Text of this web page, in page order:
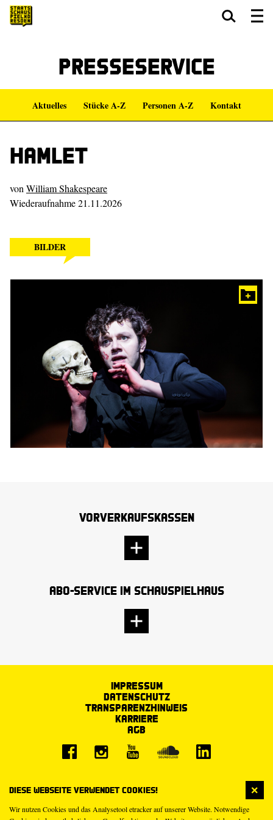
Diese Webseite verwendet Cookies!
Wir nutzen Cookies und das Analysetool etracker auf unserer Website. Notwendige
Presseservice
Aktuelles Stücke A-Z Personen A-Z Kontakt
Hamlet
von William Shakespeare
Wiederaufnahme 21.11.2026
BILDER
Vorverkaufskassen
Abo-Service im Schauspielhaus
Impressum
Datenschutz
Transparenzhinweis
Karriere
AGB